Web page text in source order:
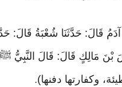
آدَمُ قَالَ: حَدَّثَنَا شُعْبَةُ قَالَ:
مَالِكٍ قَالَ: قَالَ النَّبِيُّ
وكفارتها دفنها).